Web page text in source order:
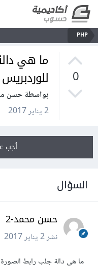
PHP
0
ما هي
بواسطة حسن
2 يناير 2017
أجب
السؤال
حسن محمد-2
نشر2 يناير 2017
ما هي دالة جلب رابط الصورة